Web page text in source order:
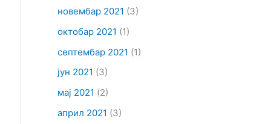
новембар 2021 (3)
октобар 2021 (1)
септембар 2021 (1)
јун 2021 (3)
мај 2021 (2)
април 2021 (3)